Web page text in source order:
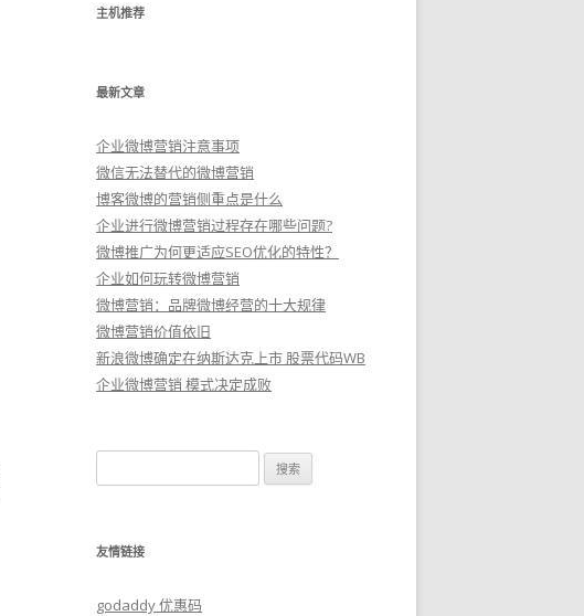
主机推荐
最新文章
企业微博营销注意事项
微信无法替代的微博营销
博客微博的营销侧重点是什么
企业进行微博营销过程存在哪些问题?
微博推广为何更适应SEO优化的特性？
企业如何玩转微博营销
微博营销：品牌微博经营的十大规律
微博营销价值依旧
新浪微博确定在纳斯达克上市 股票代码WB
企业微博营销 模式决定成败
索：
友情链接
godaddy 优惠码